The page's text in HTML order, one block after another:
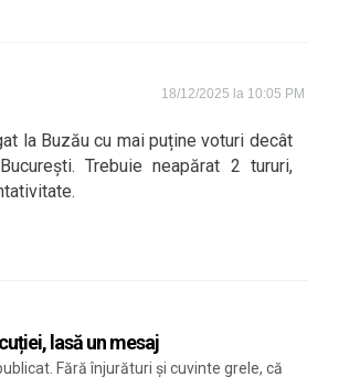
18/12/2025 la 10:05 PM
la Buzău cu mai puține voturi decât
Trebuie neapărat 2 tururi,
lasă un mesaj
Fără înjurături și cuvinte grele, că